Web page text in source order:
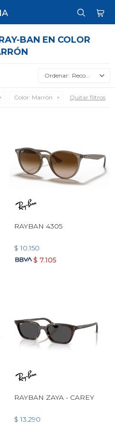
BAN EN COLOR
Recomendados
Color: Marrón Quitar filtros
RAYBAN 4305
$ 10.150
$ 7.105
RAYBAN ZAYA - CAREY
$ 13.290